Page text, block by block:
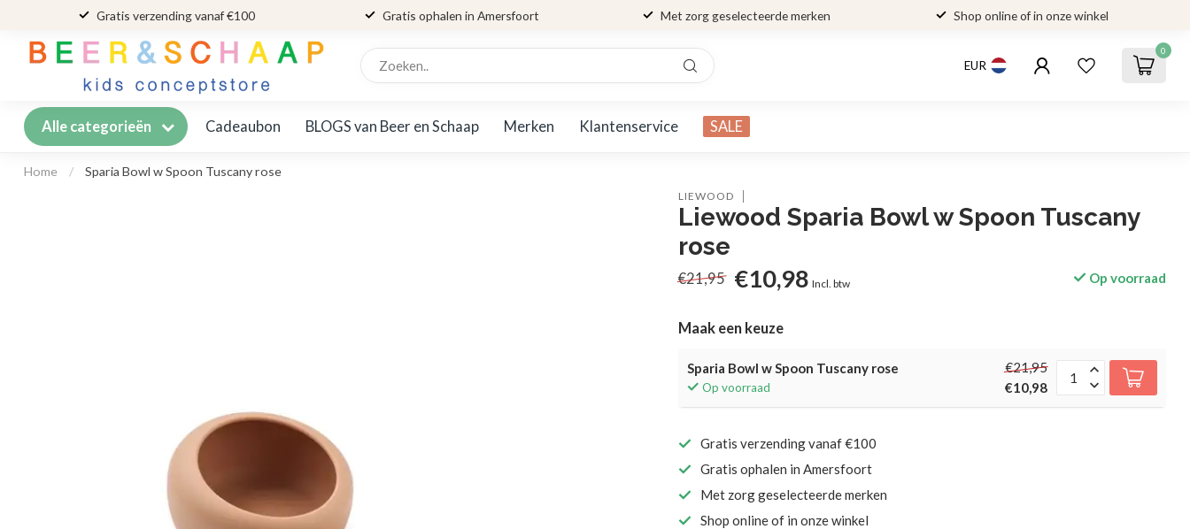
Gratis verzending vanaf €100 Gratis ophalen in Amersfoort Met zorg geselecteerde merken Shop online of in onze winkel
EUR
0
Alle categorieën Cadeaubon BLOGS van Beer en Schaap Merken Klantenservice SALE
Home / Sparia Bowl w Spoon Tuscany rose
LIEWOOD
Liewood Sparia Bowl w Spoon Tuscany
rose
€21,95 €10,98 Incl. btw Op voorraad
Maak een keuze
Sparia Bowl w Spoon Tuscany rose
Op voorraad
€21,95
€10,98
Gratis verzending vanaf €100
Gratis ophalen in Amersfoort
Met zorg geselecteerde merken
Shop online of in onze winkel